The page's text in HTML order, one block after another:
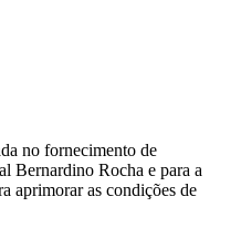
no fornecimento de
Bernardino Rocha e para a
aprimorar as condições de